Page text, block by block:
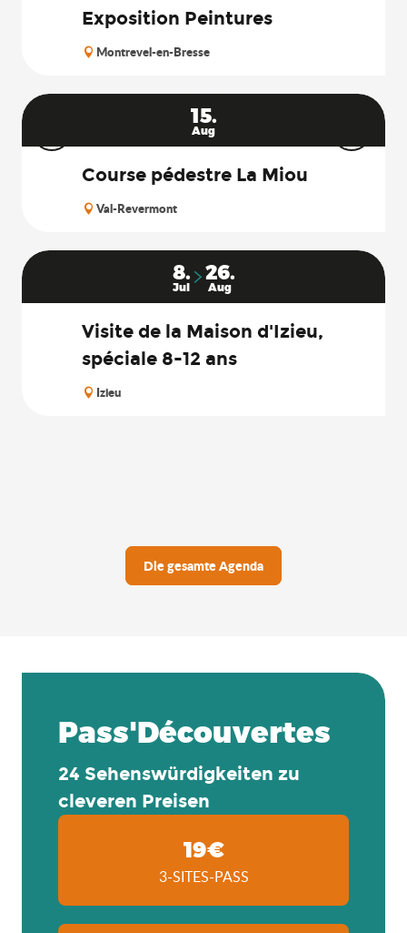
Exposition Peintures
Montrevel-en-Bresse
15.
Aug
Course pédestre La Miou
Val-Revermont
8.
Jul
26.
Aug
Visite de la Maison d'Izieu,
spéciale 8-12 ans
Izieu
Die gesamte Agenda
Pass'Découvertes
24 Sehenswürdigkeiten zu
cleveren Preisen
19€
3-SITES-PASS